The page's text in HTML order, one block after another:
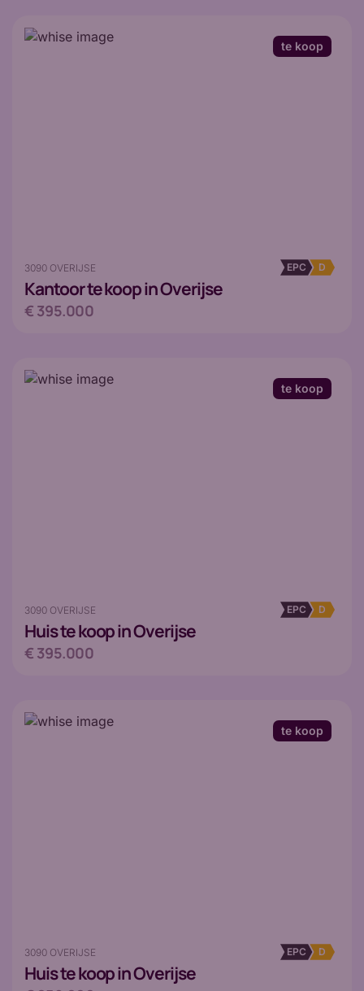
3090 OVERIJSE
Kantoorte koop in Overijse
EPC D
€ 395.000
te koop
3090 OVERIJSE
Huiste koop in Overijse
EPC D
€ 395.000
te koop
3090 OVERIJSE
Huiste koop in Overijse
EPC D
te koop